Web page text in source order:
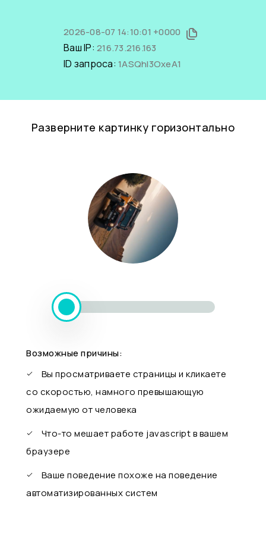
2026-08-07 14:10:01 +0000
Ваш IP: 216.73.216.163
ID запроса: 1ASQhl3OxeA1
Разверните картинку горизонтально
Возможные причины:
Вы просматриваете страницы и кликаете
со скоростью, намного превышающую
ожидаемую от человека
Что-то мешает работе javascript в вашем
браузере
Ваше поведение похоже на поведение
автоматизированных систем